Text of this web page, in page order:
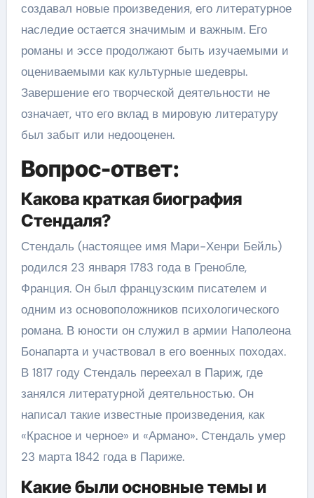
создавал новые произведения, его литературное
наследие остается значимым и важным. Его
романы и эссе продолжают быть изучаемыми и
оцениваемыми как культурные шедевры.
Завершение его творческой деятельности не
означает, что его вклад в мировую литературу
был забыт или недооценен.
Вопрос-ответ:
Какова краткая биография
Стендаля?
Стендаль (настоящее имя Мари-Хенри Бейль)
родился 23 января 1783 года в Гренобле,
Франция. Он был французским писателем и
одним из основоположников психологического
романа. В юности он служил в армии Наполеона
Бонапарта и участвовал в его военных походах.
В 1817 году Стендаль переехал в Париж, где
занялся литературной деятельностью. Он
написал такие известные произведения, как
«Красное и черное» и «Армано». Стендаль умер
23 марта 1842 года в Париже.
Какие были основные темы и